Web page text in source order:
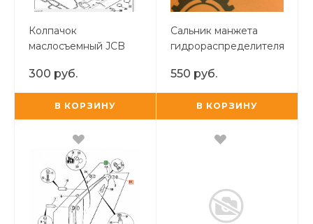
Колпачок
маслосъемный JCB
300 руб.
В КОРЗИНУ
Сальник манжета
гидрораспределителя
550 руб.
В КОРЗИНУ